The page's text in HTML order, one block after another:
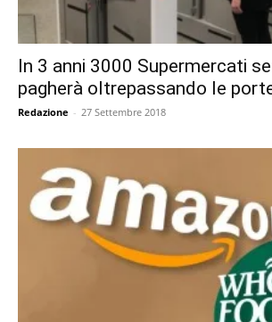
In 3 anni 3000 Supermercati
pagherà oltrepassando le
Redazione - 27 Settembre 2018